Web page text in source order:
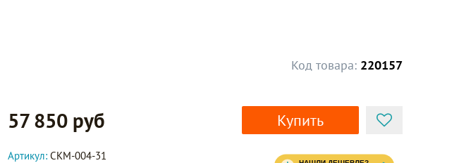
Код товара: 220157
57 850 руб Купить
Артикул: СКМ-004-31